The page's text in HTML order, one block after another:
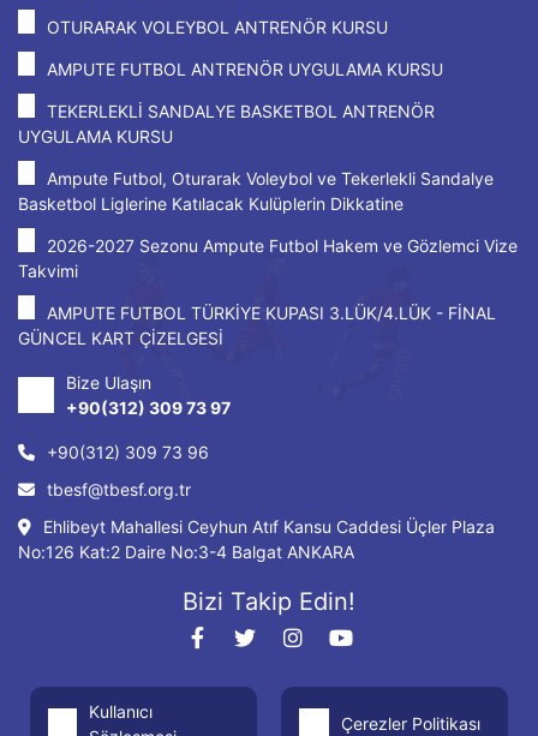
OTURARAK VOLEYBOL ANTRENÖR KURSU
AMPUTE FUTBOL ANTRENÖR UYGULAMA KURSU
TEKERLEKLİ SANDALYE BASKETBOL ANTRENÖR
UYGULAMA KURSU
Ampute Futbol, Oturarak Voleybol ve Tekerlekli Sandalye
Basketbol Liglerine Katılacak Kulüplerin Dikkatine
2026-2027 Sezonu Ampute Futbol Hakem ve Gözlemci Vize
Takvimi
AMPUTE FUTBOL TÜRKİYE KUPASI 3.LÜK/4.LÜK - FİNAL
GÜNCEL KART ÇİZELGESİ
Bize Ulaşın
+90(312) 309 73 97
+90(312) 309 73 96
tbesf@tbesf.org.tr
Ehlibeyt Mahallesi Ceyhun Atıf Kansu Caddesi Üçler Plaza
No:126 Kat:2 Daire No:3-4 Balgat ANKARA
Bizi Takip Edin!
Kullanıcı
Çerezler Politikası